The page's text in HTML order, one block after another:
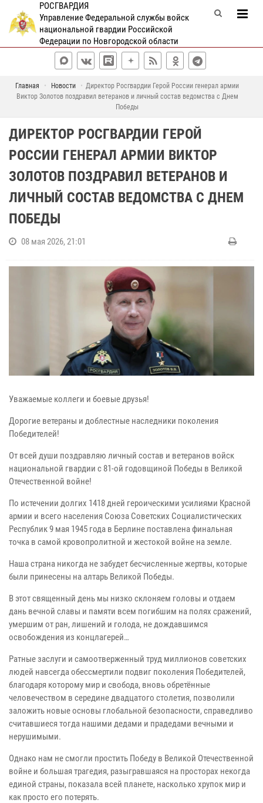
РОСГВАРДИЯ
Управление Федеральной службы войск
национальной гвардии Российской
Федерации по Новгородской области
Главная Новости
Директор Росгвардии Герой России генерал армии
Виктор Золотов поздравил ветеранов и личный состав ведомства с Днем
Победы
ДИРЕКТОР РОСГВАРДИИ ГЕРОЙ
РОССИИ ГЕНЕРАЛ АРМИИ ВИКТОР
ЗОЛОТОВ ПОЗДРАВИЛ ВЕТЕРАНОВ И
ЛИЧНЫЙ СОСТАВ ВЕДОМСТВА С ДНЕМ
ПОБЕДЫ
08 мая 2026, 21:01
Уважаемые коллеги и боевые друзья!
Дорогие ветераны и доблестные наследники поколения
Победителей!
От всей души поздравляю личный состав и ветеранов войск
национальной гвардии с 81-ой годовщиной Победы в Великой
Отечественной войне!
По истечении долгих 1418 дней героическими усилиями Красной
армии и всего населения Союза Советских Социалистических
Республик 9 мая 1945 года в Берлине поставлена финальная
точка в самой кровопролитной и жестокой войне на земле.
Наша страна никогда не забудет бесчисленные жертвы, которые
были принесены на алтарь Великой Победы.
В этот священный день мы низко склоняем головы и отдаем
дань вечной славы и памяти всем погибшим на полях сражений,
умершим от ран, лишений и голода, не дождавшимся
освобождения из концлагерей…
Ратные заслуги и самоотверженный труд миллионов советских
людей навсегда обессмертили подвиг поколения Победителей,
благодаря которому мир и свобода, вновь обретённые
человечеством в середине двадцатого столетия, позволили
заложить новые основы глобальной безопасности, справедливо
считавшиеся тогда нашими дедами и прадедами вечными и
нерушимыми.
Однако нам не смогли простить Победу в Великой Отечественной
войне и большая трагедия, разыгравшаяся на просторах некогда
единой страны, показала всей планете, насколько хрупок мир и
как просто его потерять.